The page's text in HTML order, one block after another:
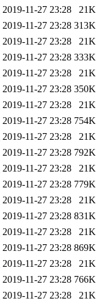
2019-11-27 23:28
21K
2019-11-27 23:28 313K
2019-11-27 23:28
21K
2019-11-27 23:28 333K
2019-11-27 23:28
21K
2019-11-27 23:28 350K
2019-11-27 23:28
21K
2019-11-27 23:28 754K
2019-11-27 23:28
21K
2019-11-27 23:28 792K
2019-11-27 23:28
21K
2019-11-27 23:28 779K
2019-11-27 23:28
21K
2019-11-27 23:28 831K
2019-11-27 23:28
21K
2019-11-27 23:28 869K
2019-11-27 23:28
21K
2019-11-27 23:28 766K
2019-11-27 23:28
21K